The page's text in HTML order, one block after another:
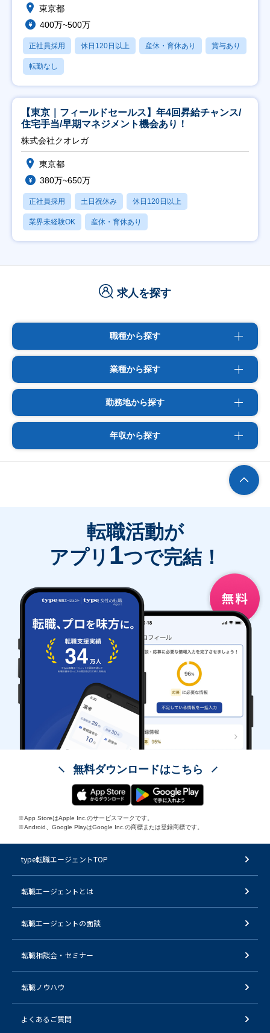
東京都
400万~500万
正社員採用 休日120日以上 産休・育休あり 賞与あり
転勤なし
【東京｜フィールドセールス】年4回昇給チャンス/
住宅手当/早期マネジメント機会あり！
株式会社クオレガ
東京都
380万~650万
正社員採用 土日祝休み 休日120日以上
業界未経験OK 産休・育休あり
求人を探す
職種から探す
業種から探す
勤務地から探す
年収から探す
転職活動が
アプリ 1つで完結！
無料ダウンロードはこちら
※App StoreはApple Inc.のサービスマークです。
※Android、Google PlayはGoogle Inc.の商標または登録商標です。
type転職エージェントTOP
転職エージェントとは
転職エージェントの面談
転職相談会・セミナー
転職ノウハウ
よくあるご質問